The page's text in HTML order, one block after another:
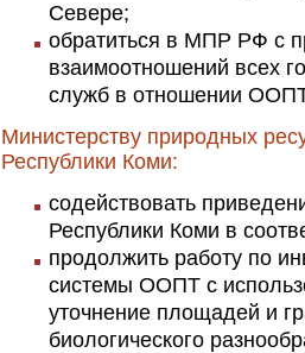
Севере;
обратиться в МПР РФ с
взаимоотношений всех
служб в отношении
Министерству природных
Республики Коми:
содействовать
Республики Коми в
продолжить работу по
системы ООПТ с
уточнение площадей и
биологического